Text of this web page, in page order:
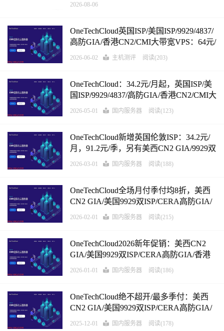
2026-08-06
OneTechCloud英国ISP/美国ISP/9929/4837/
高防GIA/香港CN2/CMI大带宽VPS：64元/
季起，支持支付宝
2026-06-02 主机测评 阅读(203)
OneTechCloud：34.2元/月起，英国ISP/美
国ISP/9929/4837/高防GIA/香港CN2/CMI大
带宽，支持支付宝
2026-05-01 国内服务器 阅读(123)
OneTechCloud新增英国伦敦ISP：34.2元/
月，91.2元/季，另有美西CN2 GIA/9929双
ISP/CERA高防GIA/香港CN2/香港CMI大
2026-03-01 国内服务器 阅读(188)
OneTechCloud全场月付季付均8折，美西
CN2 GIA/美国9929双ISP/CERA高防GIA/
香港CN2/香港CMI大带宽VPS，支持支付
2026-02-01 国内服务器 阅读(215)
OneTechCloud2026新年促销：美西CN2
GIA/美国9929双ISP/CERA高防GIA/香港
CN2/香港CMI大带宽VPS，支持支付宝
2026-01-01 国内服务器 阅读(186)
OneTechCloud绝不超开/最多季付：美西
CN2 GIA/美国9929双ISP/CERA高防GIA/
香港CN2/香港CMI大带宽VPS，支持支付
2025-12-01 国内服务器 阅读(178)